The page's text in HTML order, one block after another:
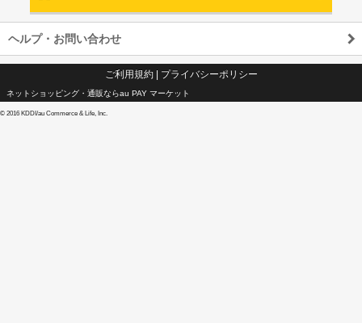
ヘルプ・お問い合わせ
ご利用規約| プライバシーポリシー
ネットショッピング・通販ならau PAY マーケット
© 2016 KDDI/au Commerce & Life, Inc.